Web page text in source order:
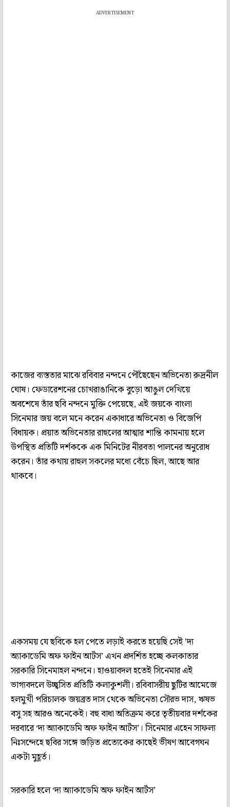
ADVERTISEMENT
কাজের ব্যস্ততার মাঝে রবিবার নন্দনে পৌঁছেছেন অভিনেতা রুদ্রনীল
ঘোষ। ফেডারেশনের চোখরাঙানিকে বুড়ো আঙুল দেখিয়ে
অবশেষে তাঁর ছবি নন্দনে মুক্তি পেয়েছে, এই জয়কে বাংলা
সিনেমার জয় বলে মনে করেন একাধারে অভিনেতা ও বিজেপি
বিধায়ক। প্রয়াত অভিনেতার রাহুলের আত্মার শান্তি কামনায় হলে
উপস্থিত প্রতিটি দর্শককে এক মিনিটের নীরবতা পালনের অনুরোধ
করেন। তাঁর কথায় রাহুল সকলের মধ্যে বেঁচে ছিল, আছে আর
থাকবে।
একসময় যে ছবিকে হল পেতে লড়াই করতে হয়েছি সেই 'দ্য
অ্যাকাডেমি অফ ফাইন আর্টস’ এখন প্রদর্শিত হচ্ছে কলকাতার
সরকারি সিনেমাহল নন্দনে। হাওয়াবদল হতেই সিনেমার এই
ভাগ্যবদলে উচ্ছ্বসিত প্রতিটি কলাকুশলী। রবিবাসরীয় ছুটির আমেজে
হলমুখী পরিচালক জয়ব্রত দাস থেকে অভিনেতা সৌরভ দাস, ঋষভ
বসু সহ আরও অনেকেই। বহু বাধা অতিক্রম করে তৃতীয়বার দর্শকের
দরবারে ‘দ্য অ্যাকাডেমি অফ ফাইন আর্টস’। সিনেমার এহেন সাফল্য
নিঃসন্দেহে ছবির সঙ্গে জড়িত প্রত্যেকের কাছেই ভীষণ আবেগঘন
একটা মুহূর্ত।
সরকারি হলে ‘দ্য অ্যাকাডেমি অফ ফাইন আর্টস’